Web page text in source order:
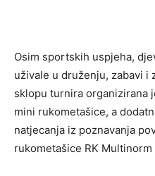
Osim sportskih uspjeha,
uživale u druženju, zabavi i
sklopu turnira organizirana
mini rukometašice, a
natjecanja iz poznavanja
rukometašice RK